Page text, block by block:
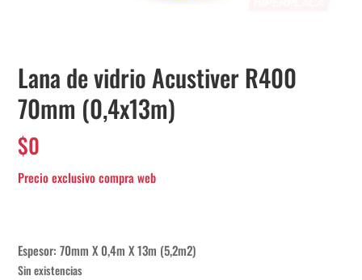
Lana de vidrio Acustiver R400
70mm (0,4x13m)
$0
Espesor: 70mm X 0,4m X 13m (5,2m2)
Sin existencias